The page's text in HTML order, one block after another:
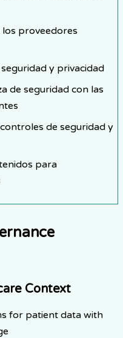
los proveedores
y privacidad
de seguridad con las
de seguridad y
para
Context
for patient data with